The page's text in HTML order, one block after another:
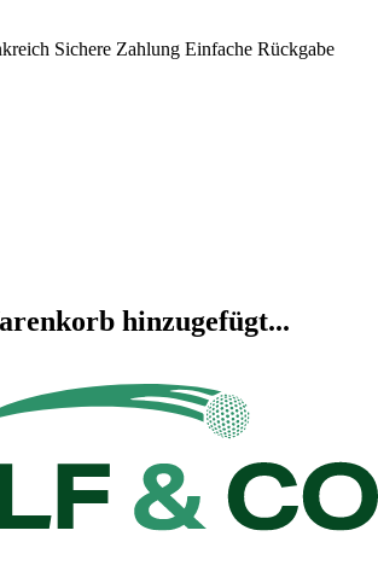
Sichere Zahlung Einfache Rückgabe
hinzugefügt...